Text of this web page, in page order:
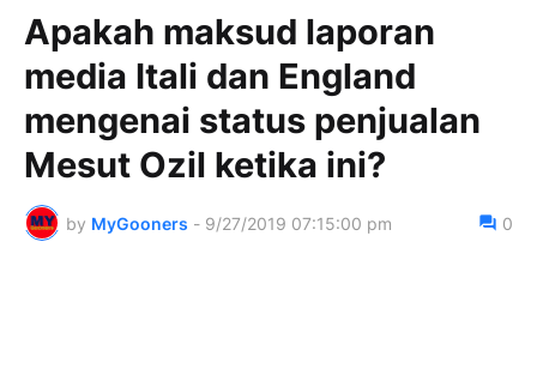
Apakah maksud laporan
media Itali dan England
mengenai status penjualan
Mesut Ozil ketika ini?
by MyGooners - 9/27/2019 07:15:00 pm 0